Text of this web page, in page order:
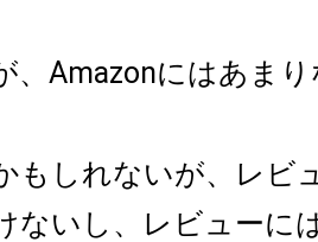
、Amazonにはあま
もしれないが、レビ
ないし、レビューに